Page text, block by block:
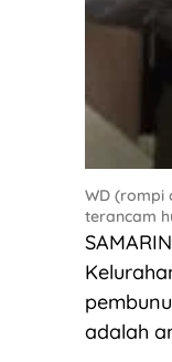
WD (rompi
terancam
adalah